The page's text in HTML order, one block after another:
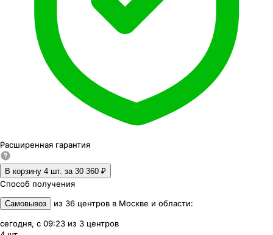
Расширенная гарантия
В корзину 4 шт. за 30 360 ₽
Способ получения
Самовывоз из 36 центров в Москве и области:
сегодня, с 09:23 из 3 центров